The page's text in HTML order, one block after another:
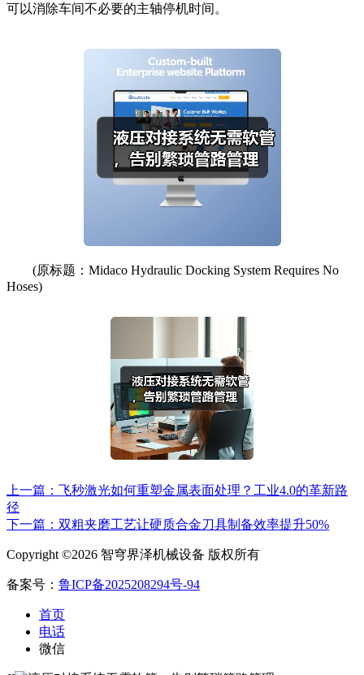
可以消除车间不必要的主轴停机时间。
(原标题：Midaco Hydraulic Docking System Requires No
Hoses)
上一篇：飞秒激光如何重塑金属表面处理？工业4.0的革新路
径
下一篇：双粗夹磨工艺让硬质合金刀具制备效率提升50%
Copyright ©2026 智穹界泽机械设备 版权所有
备案号： 鲁ICP备2025208294号-94
首页
电话
微信